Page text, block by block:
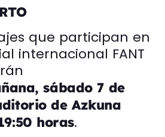
que participan en
internacional FANT
sábado 7 de
de Azkuna
horas.